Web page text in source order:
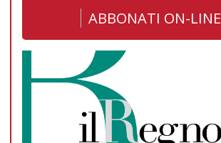
ABBONATI ON-LINE